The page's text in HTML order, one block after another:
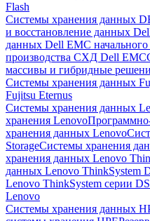
Flash
Системы хранения данных
и восстановление данных
данных Dell EMC начального
производства СХД Dell EMC
массивы и гибридные
Системы хранения данных
Fujitsu Eternus
Системы хранения данных
хранения Lenovo
хранения данных Lenovo
StorageСистемы хранения
хранения данных Lenovo
данных Lenovo ThinkSystem
Lenovo ThinkSystem серии DS
Lenovo
Системы хранения данных